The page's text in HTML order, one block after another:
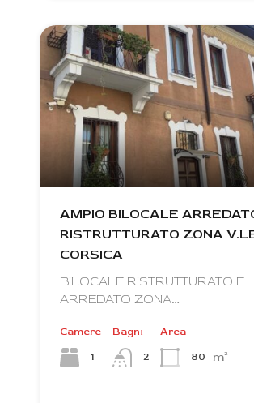
AMPIO BILOCALE
RISTRUTTURATO ZONA
CORSICA
BILOCALE RISTRUTTURATO E
ARREDATO ZONA…
Camere
1
Bagni
2
Area
80
m²